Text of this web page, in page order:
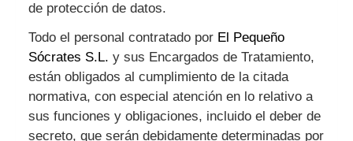
de protección de datos.
Todo el personal contratado por El Pequeño
Sócrates S.L. y sus Encargados de Tratamiento,
están obligados al cumplimiento de la citada
normativa, con especial atención en lo relativo a
sus funciones y obligaciones, incluido el deber de
secreto, que serán debidamente determinadas por